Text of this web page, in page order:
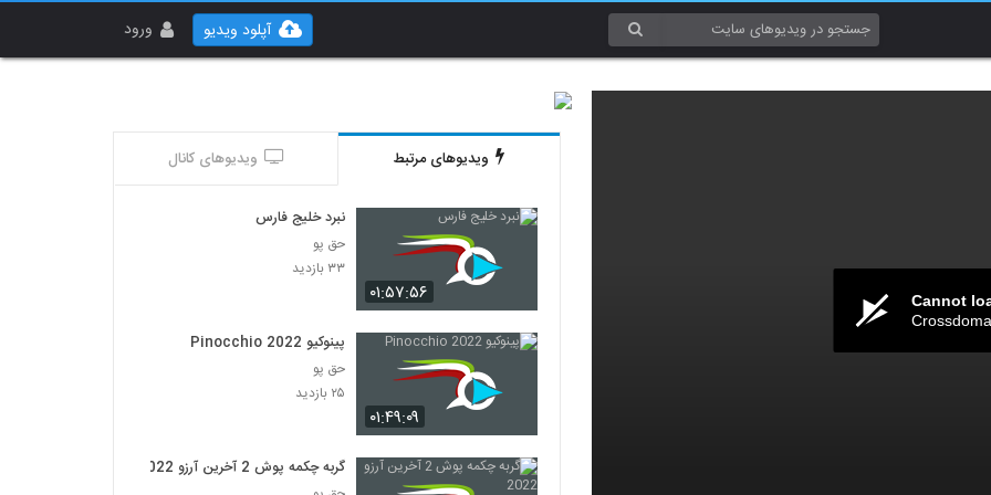
ورود آپلود ویدیو
Cannot
ویدیوهای مرتبط ویدیوهای کانال
۰۱:۵۷:۵۶
نبرد خلیج فارس
حق پو
۳۳ بازدید
۰۱:۴۹:۰۹
پینوکیو Pinocchio 2022
حق پو
۲۵ بازدید
گربه چکمه پوش 2 آخرین آرزو 2022